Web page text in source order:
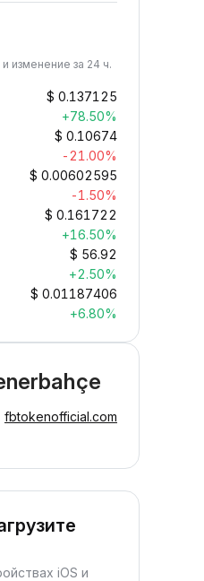
изменение за 24 ч.
$ 0.137125
+78.50%
$ 0.10674
-21.00%
$ 0.00602595
-1.50%
$ 0.161722
+16.50%
$ 56.92
+2.50%
$ 0.01187406
+6.80%
fbtokenofficial.com
iOS и